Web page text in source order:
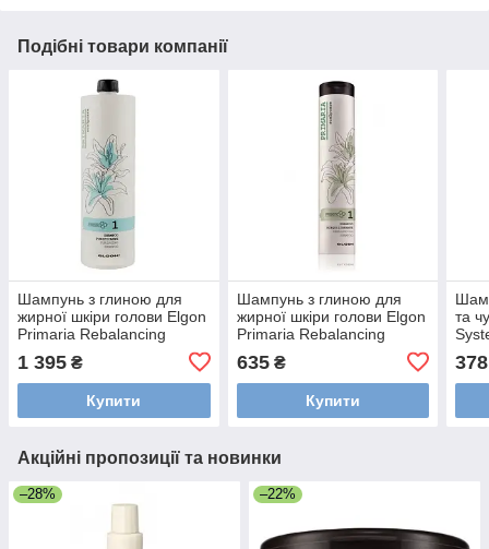
Подібні товари компанії
Шампунь з глиною для
жирної шкіри голови Elgon
Primaria Rebalancing
1 395 ₴
Купити
Шампунь з глиною для
жирної шкіри голови Elgon
Primaria Rebalancing
635₴
Купити
та
378
Акційні пропозиції та новинки
–28% –22%